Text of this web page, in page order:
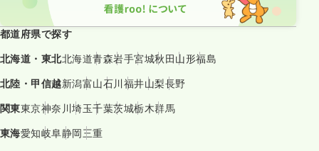
都道府県で探す
北海道・東北北海道青森岩手宮城秋田山形福島
北陸・甲信越新潟富山石川福井山梨長野
関東東京神奈川埼玉千葉茨城栃木群馬
東海愛知岐阜静岡三重